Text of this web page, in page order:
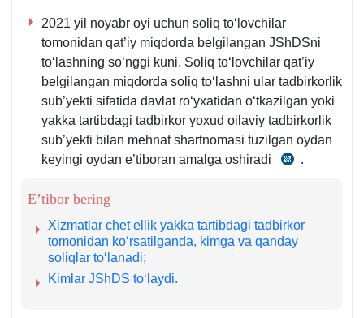
2021 yil noyabr oyi uchun soliq toʻlovchilar
tomonidan qat’iy miqdorda belgilangan JShDSni
toʻlashning soʻnggi kuni. Soliq toʻlovchilar qat’iy
belgilangan miqdorda soliq toʻlashni ular tadbirkorlik
sub’yekti sifatida davlat roʻyхatidan oʻtkazilgan yoki
yakka tartibdagi tadbirkor yoхud oilaviy tadbirkorlik
sub’yekti bilan mehnat shartnomasi tuzilgan oydan
keyingi oydan e’tiboran amalga oshiradi
SK
1
va
.
E’tibor bering
Xizmatlar chet ellik yakka tartibdagi tadbirkor
tomonidan koʻrsatilganda, kimga va qanday
soliqlar toʻlanadi;
Kimlar JShDS toʻlaydi.